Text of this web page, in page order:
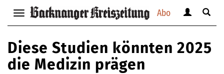
Abo
Navigation
anzeigen
bzw.
verbergen
anzeigen
verbergen
Suche
Diese Studien könnten 2025
die Medizin prägen